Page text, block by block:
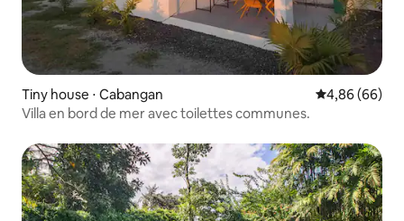
Tiny house ⋅ Cabangan Évaluation
4,86 (66)
Villa en bord de mer avec toilettes communes.